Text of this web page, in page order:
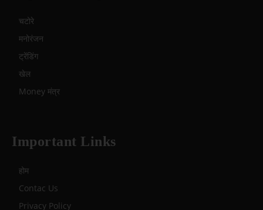
चटोरे
मनोरंजन
ट्रेंडिंग
खेल
Money मंत्र
Important Links
होम
Contac Us
Privacy Policy